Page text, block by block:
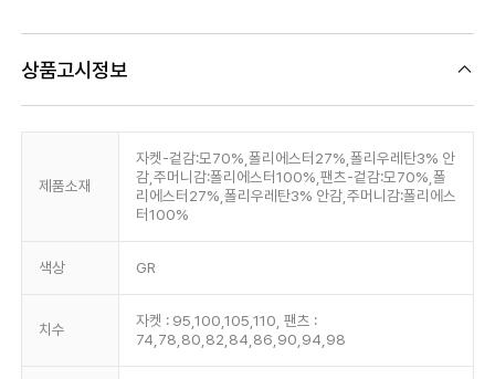
상품고시정보
제품소재
자켓-겉감:모70%,폴리에스터27%,폴리우레탄3% 안
감,주머니감:폴리에스터100%,팬츠-겉감:모70%,폴
리에스터27%,폴리우레탄3% 안감,주머니감:폴리에스
터100%
색상 GR
치수
자켓 : 95,100,105,110, 팬츠 :
74,78,80,82,84,86,90,94,98